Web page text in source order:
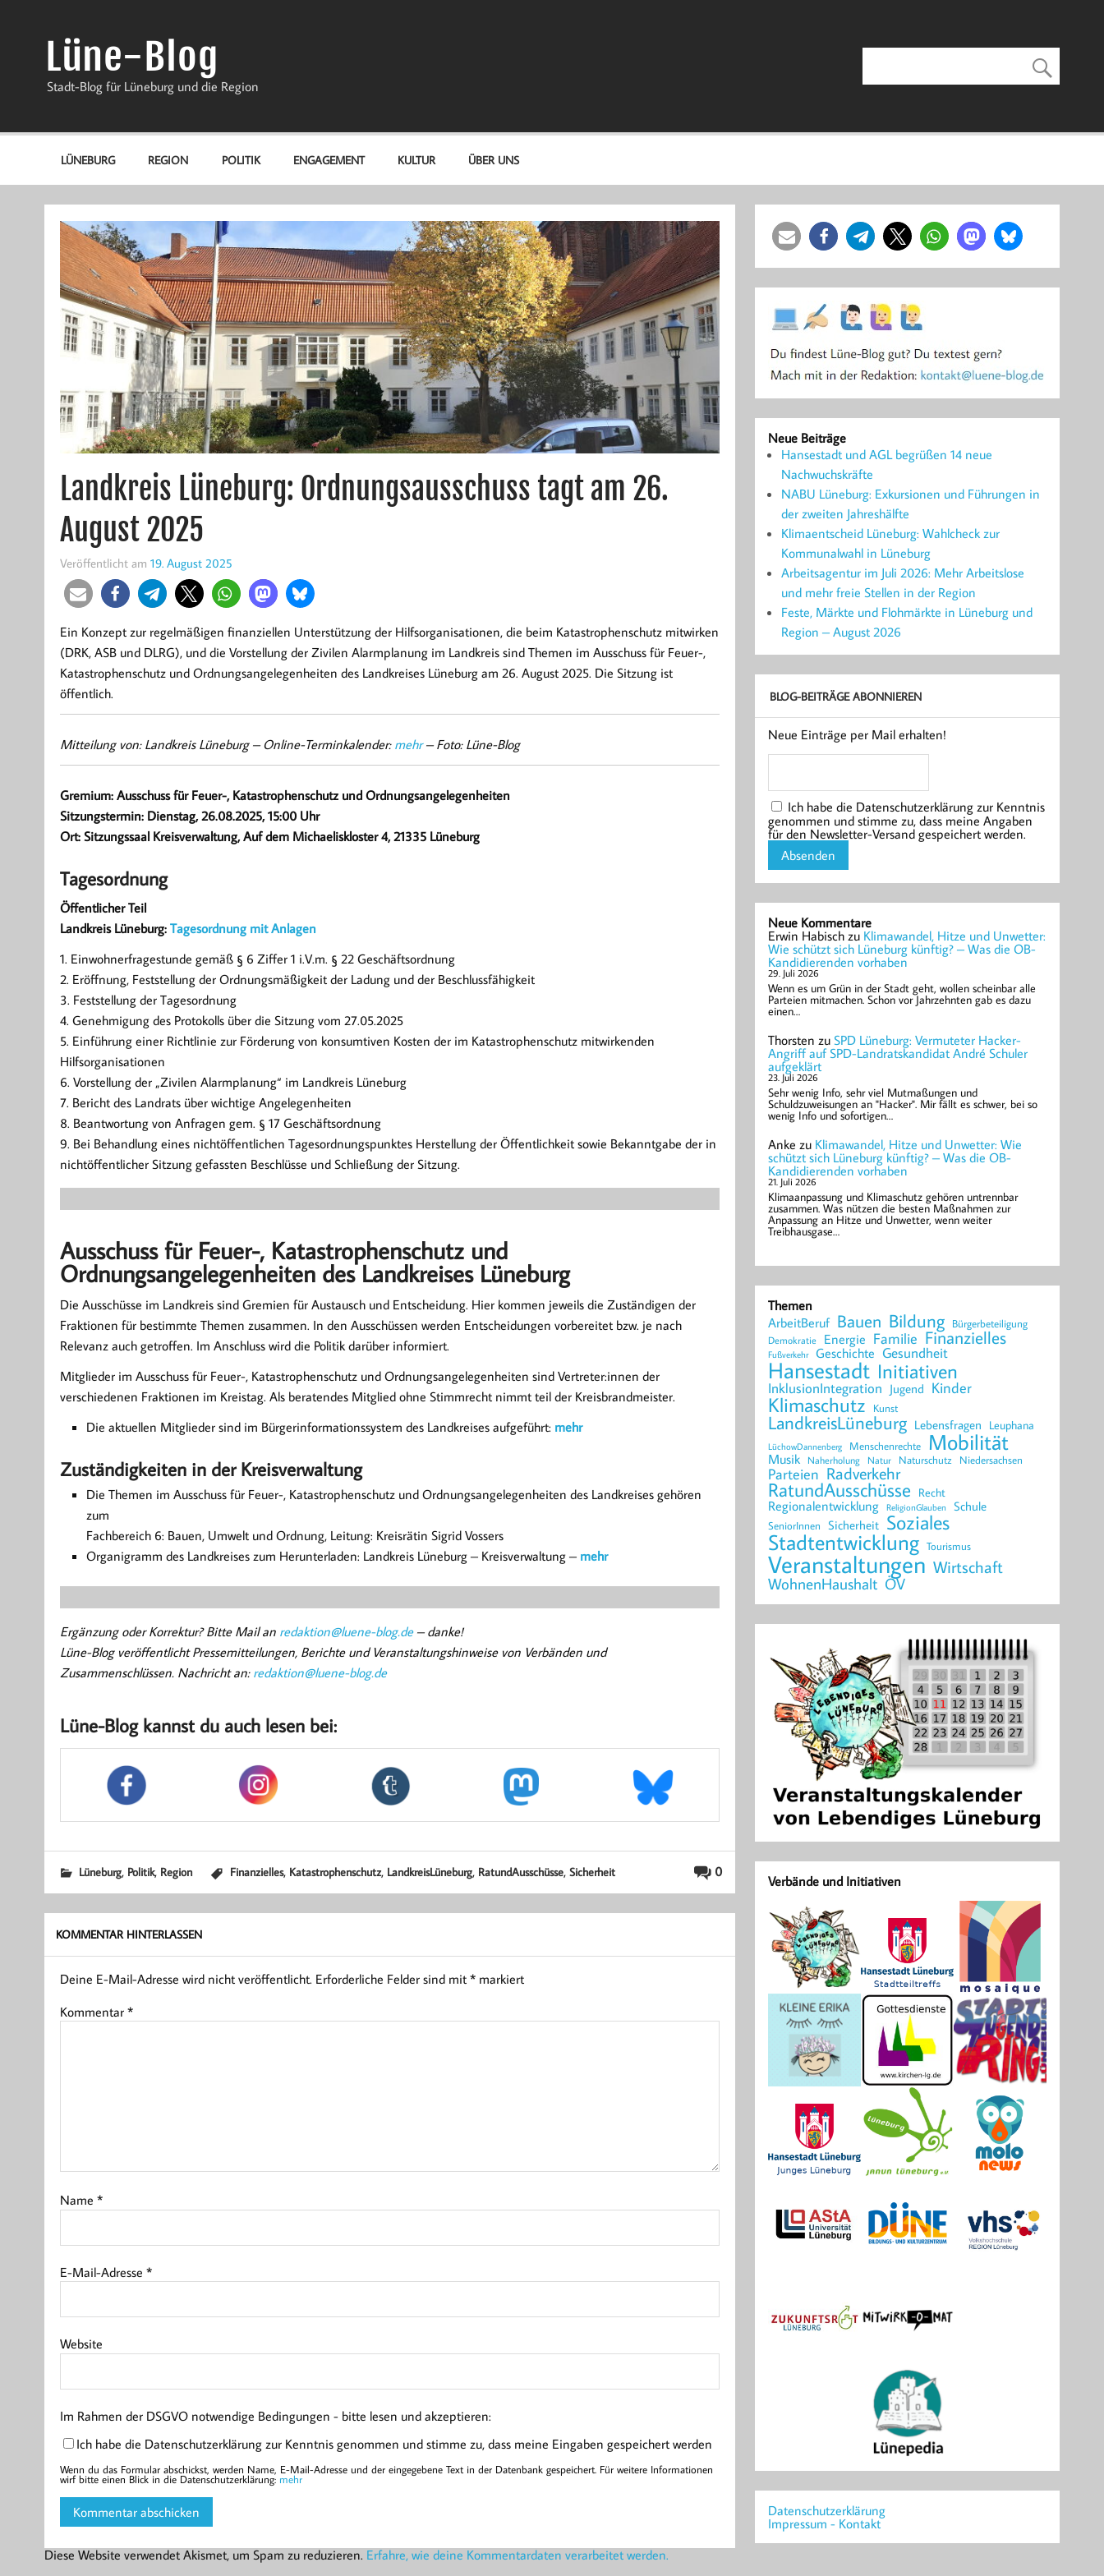
Lüne-Blog
Stadt-Blog für Lüneburg und die Region
LÜNEBURG REGION POLITIK ENGAGEMENT KULTUR ÜBER UNS
Landkreis Lüneburg: Ordnungsausschuss tagt am 26.
August 2025
Veröffentlicht am 19. August 2025
Ein Konzept zur regelmäßigen finanziellen Unterstützung der Hilfsorganisationen, die beim Katastrophenschutz mitwirken
(DRK, ASB und DLRG), und die Vorstellung der Zivilen Alarmplanung im Landkreis sind Themen im Ausschuss für Feuer-,
Katastrophenschutz und Ordnungsangelegenheiten des Landkreises Lüneburg am 26. August 2025. Die Sitzung ist
öffentlich.
Mitteilung von: Landkreis Lüneburg –Online-Terminkalender: mehr– Foto: Lüne-Blog
Gremium: Ausschuss für Feuer-, Katastrophenschutz und Ordnungsangelegenheiten
Sitzungstermin: Dienstag, 26.08.2025, 15:00 Uhr
Ort: Sitzungssaal Kreisverwaltung, Auf dem Michaeliskloster 4, 21335 Lüneburg
Tagesordnung
Öffentlicher Teil
Landkreis Lüneburg: Tagesordnung mit Anlagen
1. Einwohnerfragestunde gemäß § 6 Ziffer 1 i.V.m. § 22 Geschäftsordnung
2. Eröffnung, Feststellung der Ordnungsmäßigkeit der Ladung und der Beschlussfähigkeit
3. Feststellung der Tagesordnung
4. Genehmigung des Protokolls über die Sitzung vom 27.05.2025
5. Einführung einer Richtlinie zur Förderung von konsumtiven Kosten der im Katastrophenschutz mitwirkenden
Hilfsorganisationen
6. Vorstellung der „Zivilen Alarmplanung“ im Landkreis Lüneburg
7. Bericht des Landrats über wichtige Angelegenheiten
8. Beantwortung von Anfragen gem. § 17 Geschäftsordnung
9. Bei Behandlung eines nichtöffentlichen Tagesordnungspunktes Herstellung der Öffentlichkeit sowie Bekanntgabe der in
nichtöffentlicher Sitzung gefassten Beschlüsse und Schließung der Sitzung.
Ausschuss für Feuer-, Katastrophenschutz und
Ordnungsangelegenheiten des Landkreises Lüneburg
Die Ausschüsse im Landkreis sind Gremien für Austausch und Entscheidung. Hier kommen jeweils die Zuständigen der
Fraktionen für bestimmte Themen zusammen. In den Ausschüssen werden Entscheidungen vorbereitet bzw. je nach
Relevanz auch getroffen. Im Anschluss wird die Politik darüber informiert.
Mitglieder im Ausschuss für Feuer-, Katastrophenschutz und Ordnungsangelegenheiten sind Vertreter:innen der
verschiedenen Fraktionen im Kreistag. Als beratendes Mitglied ohne Stimmrecht nimmt teil der Kreisbrandmeister.
Die aktuellen Mitglieder sind im Bürgerinformationssystem des Landkreises aufgeführt: mehr
Zuständigkeiten in der Kreisverwaltung
Die Themen im Ausschuss für Feuer-, Katastrophenschutz und Ordnungsangelegenheiten des Landkreises gehören
zum
Fachbereich 6: Bauen, Umwelt und Ordnung, Leitung: Kreisrätin Sigrid Vossers
Organigramm des Landkreises zum Herunterladen: Landkreis Lüneburg – Kreisverwaltung – mehr
Ergänzung oder Korrektur? Bitte Mail an redaktion@luene-blog.de– danke!
Lüne-Blog veröffentlicht Pressemitteilungen, Berichte und Veranstaltungshinweise von Verbänden und
Zusammenschlüssen. Nachricht an: redaktion@luene-blog.de
Lüne-Blog kannst du auch lesen bei:
0
Lüneburg, Politik, Region Finanzielles, Katastrophenschutz, LandkreisLüneburg, RatundAusschüsse, Sicherheit
KOMMENTAR HINTERLASSEN
Deine E-Mail-Adresse wird nicht veröffentlicht. Erforderliche Felder sind mit *markiert
Kommentar *
Name *
E-Mail-Adresse *
Website
Im Rahmen der DSGVO notwendige Bedingungen - bitte lesen und akzeptieren:
Ich habe die Datenschutzerklärung zur Kenntnis genommen und stimme zu, dass meine Eingaben gespeichert werden
Wenn du das Formular abschickst, werden Name, E-Mail-Adresse und der eingegebene Text in der Datenbank gespeichert. Für weitere Informationen
wirf bitte einen Blick in die Datenschutzerklärung: mehr
Diese Website verwendet Akismet, um Spam zu reduzieren. Erfahre, wie deine Kommentardaten verarbeitet werden.
Neue Beiträge
Hansestadt und AGL begrüßen 14 neue
Nachwuchskräfte
NABU Lüneburg: Exkursionen und Führungen in
der zweiten Jahreshälfte
Klimaentscheid Lüneburg: Wahlcheck zur
Kommunalwahl in Lüneburg
Arbeitsagentur im Juli 2026: Mehr Arbeitslose
und mehr freie Stellen in der Region
Feste, Märkte und Flohmärkte in Lüneburg und
Region – August 2026
BLOG-BEITRÄGE ABONNIEREN
Neue Einträge per Mail erhalten!
Ich habe die Datenschutzerklärung zur Kenntnis
genommen und stimme zu, dass meine Angaben
für den Newsletter-Versand gespeichert werden.
Neue Kommentare
Erwin Habisch zu Klimawandel, Hitze und Unwetter:
Wie schützt sich Lüneburg künftig? – Was die OB-
Kandidierenden vorhaben
29. Juli 2026
Wenn es um Grün in der Stadt geht, wollen scheinbar alle
Parteien mitmachen. Schon vor Jahrzehnten gab es dazu
einen…
Thorsten zuSPD Lüneburg: Vermuteter Hacker-
Angriff auf SPD-Landratskandidat André Schuler
aufgeklärt
23. Juli 2026
Sehr wenig Info, sehr viel Mutmaßungen und
Schuldzuweisungen an "Hacker". Mir fällt es schwer, bei so
wenig Info und sofortigen…
Anke zu Klimawandel, Hitze und Unwetter: Wie
schützt sich Lüneburg künftig? – Was die OB-
Kandidierenden vorhaben
21. Juli 2026
Klimaanpassung und Klimaschutz gehören untrennbar
zusammen. Was nützen die besten Maßnahmen zur
Anpassung an Hitze und Unwetter, wenn weiter
Treibhausgase…
Themen
ArbeitBeruf Bauen Bildung Bürgerbeteiligung
Demokratie Energie Familie Finanzielles
Fußverkehr Geschichte Gesundheit
Hansestadt Initiativen
InklusionIntegration Jugend Kinder
Klimaschutz Kunst
LandkreisLüneburg Lebensfragen Leuphana
LüchowDannenberg Menschenrechte Mobilität
Musik Naherholung Natur Naturschutz Niedersachsen
Parteien Radverkehr
RatundAusschüsse Recht
Regionalentwicklung ReligionGlauben Schule
SeniorInnen Sicherheit Soziales
Stadtentwicklung Tourismus
Veranstaltungen Wirtschaft
WohnenHaushalt ÖV
Verbände und Initiativen
Datenschutzerklärung
Impressum - Kontakt